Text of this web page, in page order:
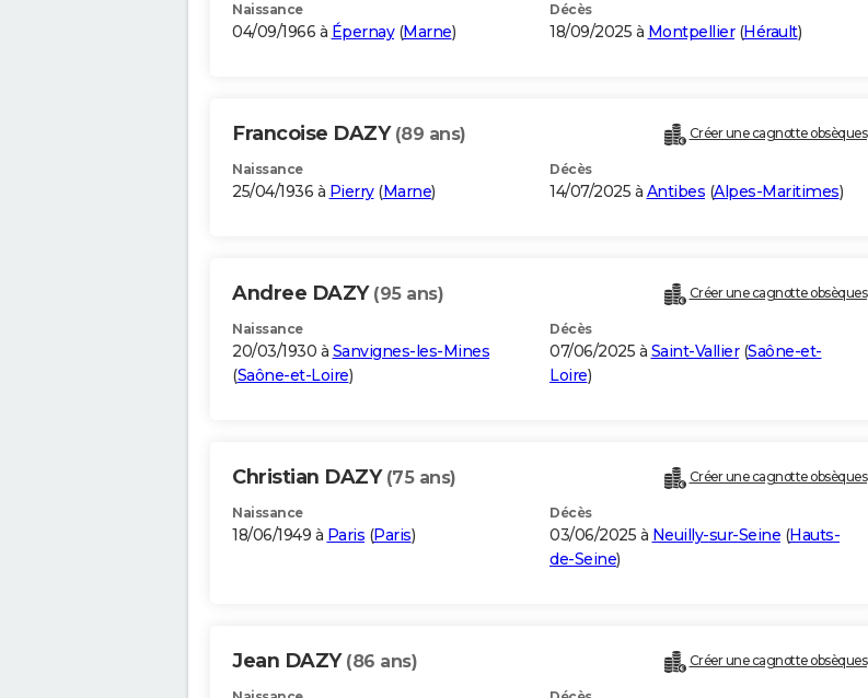
Naissance
04/09/1966 à Épernay(Marne)
Décès
18/09/2025 à Montpellier(Hérault)
Francoise DAZY (89 ans) Créer une cagnotte obsèques
Naissance
25/04/1936 à Pierry(Marne)
Décès
14/07/2025 à Antibes (Alpes-Maritimes)
Andree DAZY (95 ans) Créer une cagnotte obsèques
Naissance
20/03/1930 à Sanvignes-les-Mines
(Saône-et-Loire)
Décès
07/06/2025 à Saint-Vallier(Saône-et-
Loire)
Christian DAZY (75 ans) Créer une cagnotte obsèques
Naissance
18/06/1949 à Paris (Paris)
Décès
03/06/2025 à Neuilly-sur-Seine (Hauts-
de-Seine)
Jean DAZY (86 ans) Créer une cagnotte obsèques